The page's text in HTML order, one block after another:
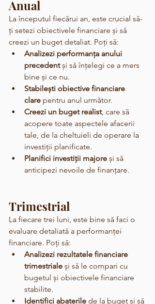
Anual
La începutul fiecărui an, este crucial să-
ți setezi obiectivele financiare și să
creezi un buget detaliat. Poți să:
Analizezi performanța anului
precedent și să înțelegi ce a mers
bine și ce nu.
Stabilești obiective financiare
clare pentru anul următor.
Creezi un buget realist, care să
acopere toate aspectele afacerii
tale, de la cheltuieli de operare la
investiții planificate.
Planifici investiții majore și să
anticipezi nevoile de finanțare.
Trimestrial
La fiecare trei luni, este bine să faci o
evaluare detaliată a performanței
financiare. Poți să:
Analizezi rezultatele financiare
trimestriale și să le compari cu
bugetul și obiectivele financiare
stabilite.
Identifici abaterile de la buget și să